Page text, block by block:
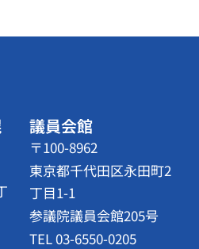
議員会館
〒100-8962
東京都千代田区永田町2
丁目1-1
参議院議員会館205号
TEL 03-6550-0205